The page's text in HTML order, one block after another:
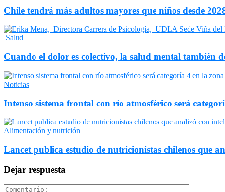
Chile tendrá más adultos mayores que niños desde
Salud
Cuando el dolor es colectivo, la salud mental también
Noticias
Intenso sistema frontal con río atmosférico será
Alimentación y nutrición
Lancet publica estudio de nutricionistas chilenos que
Dejar respuesta